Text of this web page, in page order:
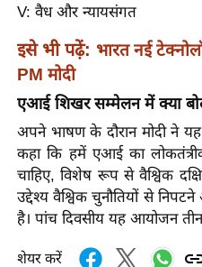
V: वैध और न्यायसंगत
इसे भी पढ़ें: भारत नई
PM मोदी
एआई शिखर सम्मेलन में क्या
अपने भाषण के दौरान मोदी ने यह
कहा कि हमें एआई का
चाहिए, विशेष रूप से वैश्विक
उद्देश्य वैश्विक चुनौतियों से
है। पांच दिवसीय यह आयोजन तीन
शेयर करें